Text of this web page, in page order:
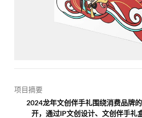
项目摘要
2024龙年文创伴手礼围绕消费品牌
开，通过IP文创设计、文创伴手礼